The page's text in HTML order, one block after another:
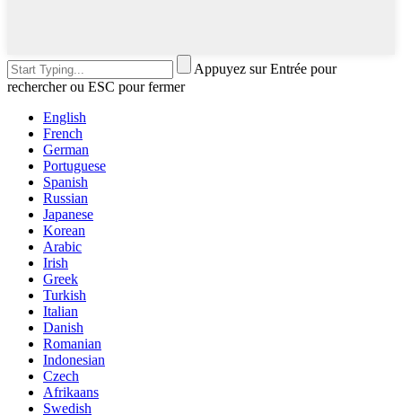
Appuyez sur Entrée pour
rechercher ou ESC pour fermer
English
French
German
Portuguese
Spanish
Russian
Japanese
Korean
Arabic
Irish
Greek
Turkish
Italian
Danish
Romanian
Indonesian
Czech
Afrikaans
Swedish